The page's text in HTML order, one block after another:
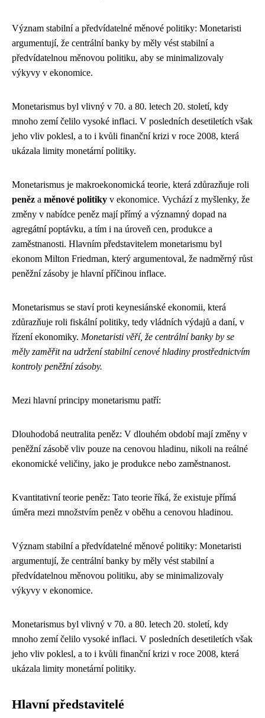
Význam stabilní a předvídatelné měnové politiky: Monetaristi
argumentují, že centrální banky by měly vést stabilní a
předvídatelnou měnovou politiku, aby se minimalizovaly
výkyvy v ekonomice.
Monetarismus byl vlivný v 70. a 80. letech 20. století, kdy
mnoho zemí čelilo vysoké inflaci. V posledních desetiletích však
jeho vliv poklesl, a to i kvůli finanční krizi v roce 2008, která
ukázala limity monetární politiky.
Monetarismus je makroekonomická teorie, která zdůrazňuje roli
peněz a měnové politiky v ekonomice. Vychází z myšlenky, že
změny v nabídce peněz mají přímý a významný dopad na
agregátní poptávku, a tím i na úroveň cen, produkce a
zaměstnanosti. Hlavním představitelem monetarismu byl
ekonom Milton Friedman, který argumentoval, že nadměrný růst
peněžní zásoby je hlavní příčinou inflace.
Monetarismus se staví proti keynesiánské ekonomii, která
zdůrazňuje roli fiskální politiky, tedy vládních výdajů a daní, v
řízení ekonomiky. Monetaristi věří, že centrální banky by se
měly zaměřit na udržení stabilní cenové hladiny prostřednictvím
kontroly peněžní zásoby.
Mezi hlavní principy monetarismu patří:
Dlouhodobá neutralita peněz: V dlouhém období mají změny v
peněžní zásobě vliv pouze na cenovou hladinu, nikoli na reálné
ekonomické veličiny, jako je produkce nebo zaměstnanost.
Kvantitativní teorie peněz: Tato teorie říká, že existuje přímá
úměra mezi množstvím peněz v oběhu a cenovou hladinou.
Význam stabilní a předvídatelné měnové politiky: Monetaristi
argumentují, že centrální banky by měly vést stabilní a
předvídatelnou měnovou politiku, aby se minimalizovaly
výkyvy v ekonomice.
Monetarismus byl vlivný v 70. a 80. letech 20. století, kdy
mnoho zemí čelilo vysoké inflaci. V posledních desetiletích však
jeho vliv poklesl, a to i kvůli finanční krizi v roce 2008, která
ukázala limity monetární politiky.
Hlavní představitelé